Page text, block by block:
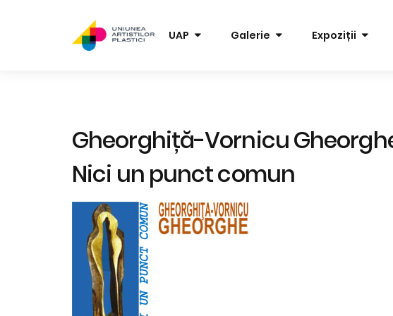
UAP Galerie Expoziții
Gheorghiță-Vornicu
Nici un punct comun